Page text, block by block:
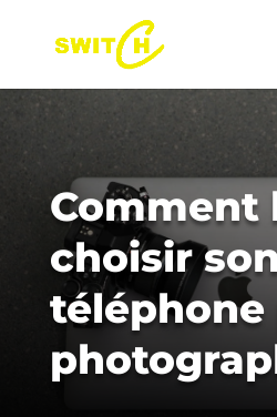
Comment
choisir
téléphone